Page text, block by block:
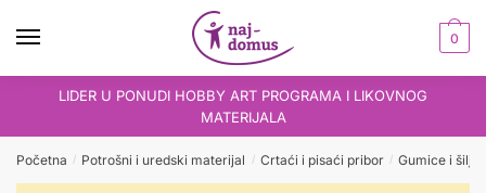
0
LIDER U PONUDI HOBBY ART PROGRAMA I LIKOVNOG
MATERIJALA
Početna / Potrošni i uredski materijal / Crtaći i pisaći pribor / Gumice i šiljila